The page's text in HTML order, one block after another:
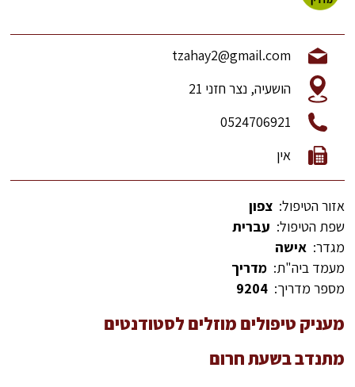
tzahay2@gmail.com
הושעיה, נצר חזני 21
0524706921
אין
אזור הטיפול: צפון
שפת הטיפול: עברית
מגדר: אישה
מעמד ביה"ת: מדריך
מספר מדריך: 9204
מעניק טיפולים מוזלים לסטודנטים
מתנדב בשעת חרום